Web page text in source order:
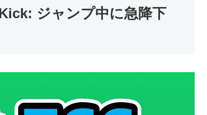
ジャンプ中に急降下